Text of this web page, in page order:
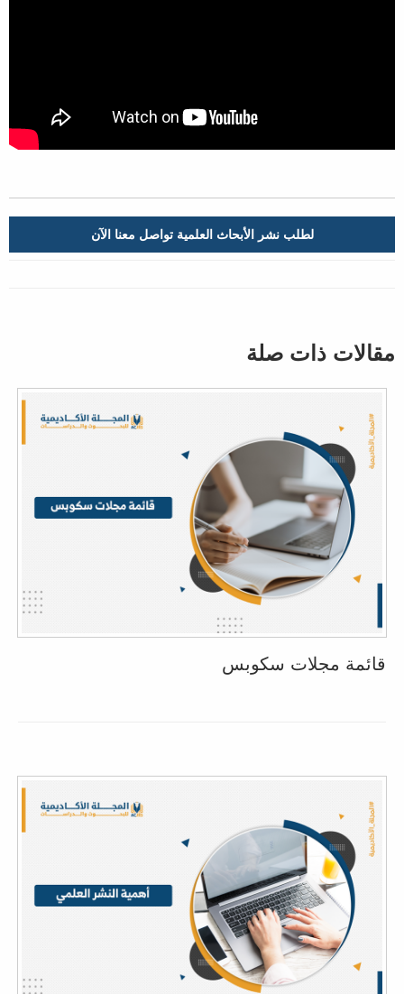
لطلب نشر الأبحاث العلمية تواصل معنا الآن
مقالات ذات صلة
قائمة مجلات سكوبس